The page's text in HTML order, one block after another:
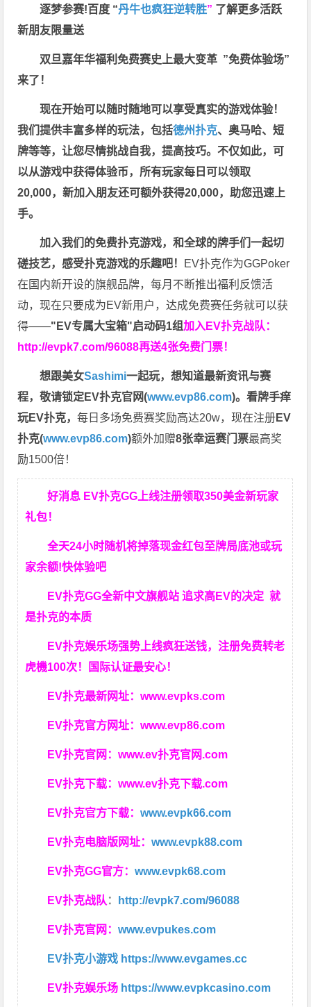
逐梦参赛!百度 “丹牛也疯狂逆转胜” 了解更多活跃
新朋友限量送
双旦嘉年华福利免费赛史上最大变革 ”免费体验场”
来了！
现在开始可以随时随地可以享受真实的游戏体验！
我们提供丰富多样的玩法，包括德州扑克、奥马哈、短
牌等等，让您尽情挑战自我，提高技巧。不仅如此， 可
以从游戏中获得体验币，所有玩家每日可以领取
20,000，新加入朋友还可额外获得20,000，助您迅速上
手。
加入我们的免费扑克游戏，和全球的牌手们一起切
磋技艺，感受扑克游戏的乐趣吧！ EV扑克作为GGPoker
在国内新开设的旗舰品牌，每月不断推出福利反馈活
动，现在只要成为EV新用户，达成免费赛任务就可以获
得——"EV专属大宝箱"启动码1组加入EV扑克战队：
http://evpk7.com/96088再送4张免费门票！
想跟美女Sashimi一起玩，想知道最新资讯与赛
程，敬请锁定EV扑克官网(www.evp86.com)。看牌手痒
玩EV扑克，每日多场免费赛奖励高达20w，现在注册EV
扑克(www.evp86.com)额外加赠8张幸运赛门票最高奖
励1500倍！
好消息 EV扑克GG上线注册领取350美金新玩家
礼包！
全天24小时随机将掉落现金红包至牌局底池或玩
家余额!快体验吧
EV扑克GG全新中文旗舰站 追求高EV的决定就
是扑克的本质
EV扑克娱乐场强势上线疯狂送钱，注册免费转老
虎機100次！国际认证最安心！
EV扑克最新网址：www.evpks.com
EV扑克官方网址：www.evp86.com
EV扑克官网：www.ev扑克官网.com
EV扑克下载：www.ev扑克下载.com
EV扑克官方下载：www.evpk66.com
EV扑克电脑版网址：www.evpk88.com
EV扑克GG官方：www.evpk68.com
EV扑克战队 ： http://evpk7.com/96088
EV扑克官网：www.evpukes.com
EV扑克小游戏 https://www.evgames.cc
EV扑克娱乐场 https://www.evpkcasino.com